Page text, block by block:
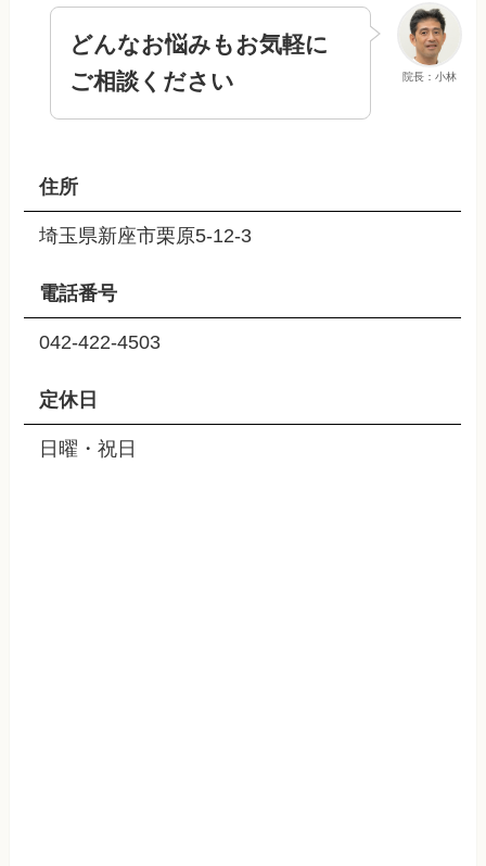
院長：小林
どんなお悩みもお気軽に
ご相談ください
住所
埼玉県新座市栗原5-12-3
電話番号
042-422-4503
定休日
日曜・祝日